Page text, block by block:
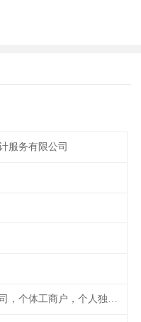
服务有限公司